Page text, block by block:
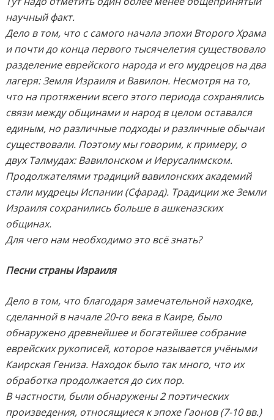
научный факт.
Дело в том, что с самого начала эпохи Второго Храма
и почти до конца первого тысячелетия существовало
разделение еврейского народа и его мудрецов на два
лагеря: Земля Израиля и Вавилон. Несмотря на то,
что на протяжении всего этого периода сохранялись
связи между общинами и народ в целом оставался
единым, но различные подходы и различные обычаи
существовали. Поэтому мы говорим, к примеру, о
двух Талмудах: Вавилонском и Иерусалимском.
Продолжателями традиций вавилонских академий
стали мудрецы Испании (Сфарад). Традиции же Земли
Израиля сохранились больше в ашкеназских
общинах.
Для чего нам необходимо это всё знать?
Песни страны Израиля
Дело в том, что благодаря замечательной находке,
сделанной в начале 20-го века в Каире, было
обнаружено древнейшее и богатейшее собрание
еврейских рукописей, которое называется учёными
Каирская Гениза. Находок было так много, что их
обработка продолжается до сих пор.
В частности, были обнаружены 2 поэтических
произведения, относящиеся к эпохе Гаонов (7-10 вв.)